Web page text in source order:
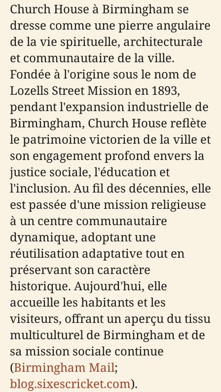
Church House à Birmingham se
dresse comme une pierre angulaire
de la vie spirituelle, architecturale
et communautaire de la ville.
Fondée à l'origine sous le nom de
Lozells Street Mission en 1893,
pendant l'expansion industrielle de
Birmingham, Church House reflète
le patrimoine victorien de la ville et
son engagement profond envers la
justice sociale, l'éducation et
l'inclusion. Au fil des décennies, elle
est passée d'une mission religieuse
à un centre communautaire
dynamique, adoptant une
réutilisation adaptative tout en
préservant son caractère
historique. Aujourd'hui, elle
accueille les habitants et les
visiteurs, offrant un aperçu du tissu
multiculturel de Birmingham et de
sa mission sociale continue
(Birmingham Mail;
blog.sixescricket.com).